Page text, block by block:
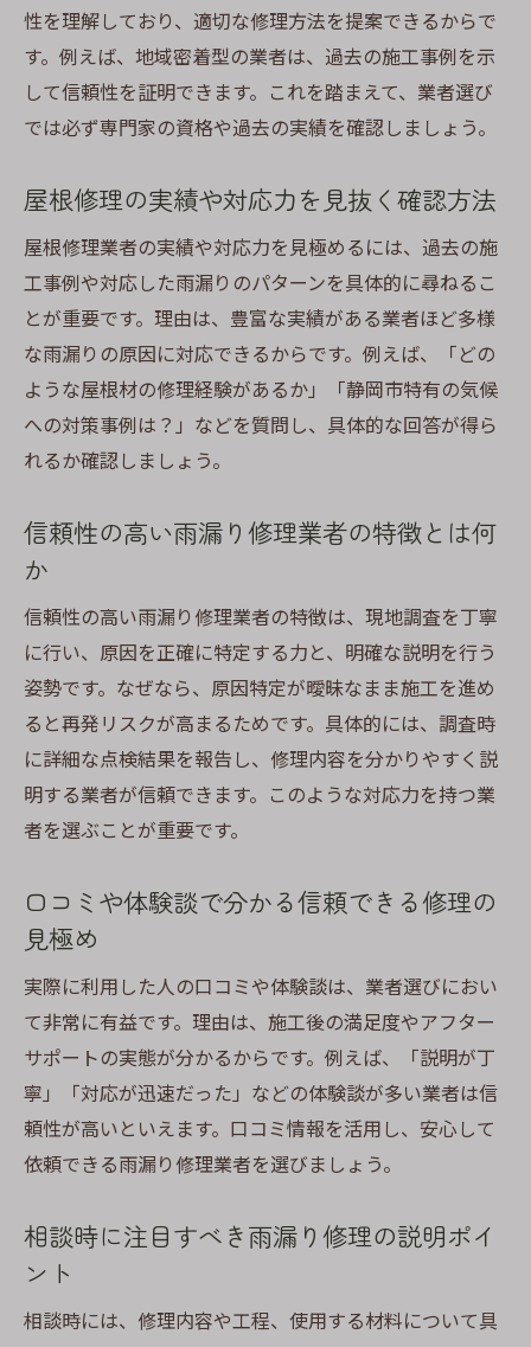
性を理解しており、適切な修理方法を提案できるからで
す。例えば、地域密着型の業者は、過去の施工事例を示
して信頼性を証明できます。これを踏まえて、業者選び
では必ず専門家の資格や過去の実績を確認しましょう。
屋根修理の実績や対応力を見抜く確認方法
屋根修理業者の実績や対応力を見極めるには、過去の施
工事例や対応した雨漏りのパターンを具体的に尋ねるこ
とが重要です。理由は、豊富な実績がある業者ほど多様
な雨漏りの原因に対応できるからです。例えば、「どの
ような屋根材の修理経験があるか」「静岡市特有の気候
への対策事例は？」などを質問し、具体的な回答が得ら
れるか確認しましょう。
信頼性の高い雨漏り修理業者の特徴とは何
か
信頼性の高い雨漏り修理業者の特徴は、現地調査を丁寧
に行い、原因を正確に特定する力と、明確な説明を行う
姿勢です。なぜなら、原因特定が曖昧なまま施工を進め
ると再発リスクが高まるためです。具体的には、調査時
に詳細な点検結果を報告し、修理内容を分かりやすく説
明する業者が信頼できます。このような対応力を持つ業
者を選ぶことが重要です。
口コミや体験談で分かる信頼できる修理の
見極め
実際に利用した人の口コミや体験談は、業者選びにおい
て非常に有益です。理由は、施工後の満足度やアフター
サポートの実態が分かるからです。例えば、「説明が丁
寧」「対応が迅速だった」などの体験談が多い業者は信
頼性が高いといえます。口コミ情報を活用し、安心して
依頼できる雨漏り修理業者を選びましょう。
相談時に注目すべき雨漏り修理の説明ポイ
ント
相談時には、修理内容や工程、使用する材料について具